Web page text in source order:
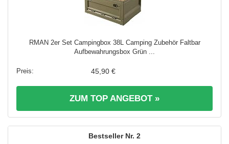
RMAN 2er Set Campingbox 38L Camping Zubehör Faltbar
Aufbewahrungsbox Grün ...
45,90 €
ZUM TOP ANGEBOT »
2